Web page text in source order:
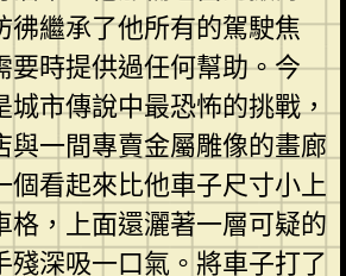
彿繼承了他所有的駕駛焦
要時提供過任何幫助。今
城市傳說中最恐怖的挑戰，
與一間專賣金屬雕像的畫廊
個看起來比他車子尺寸小上
格，上面還灑著一層可疑的
殘深吸一口氣。將車子打了